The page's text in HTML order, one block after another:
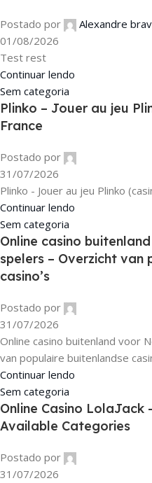
Postado por
Alexandre
01/08/2026
Test rest
Continuar lendo
Sem categoria
Plinko – Jouer au jeu
France
Postado por
31/07/2026
Plinko - Jouer au jeu Plinko
Continuar lendo
Sem categoria
Online casino
spelers – Overzicht van
casino’s
Postado por
31/07/2026
Online casino buitenland voor
van populaire buitenlandse
Continuar lendo
Sem categoria
Online Casino LolaJack
Available Categories
Postado por
31/07/2026